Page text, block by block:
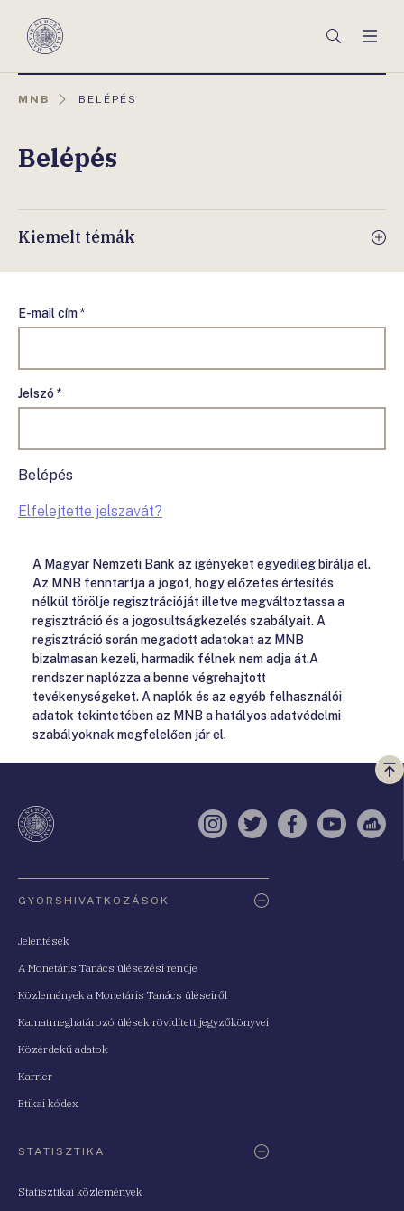
Magyar
Keresés
MNB
AKTUÁLIS
BELÉPÉS
Belépés
Kiemelt témák
E-mail cím *
Jelszó *
Belépés
Elfelejtette jelszavát?
A Magyar Nemzeti Bank az igényeket egyedileg bírálja el.
Az MNB fenntartja a jogot, hogy előzetes értesítés
nélkül törölje regisztrációját illetve megváltoztassa a
regisztráció és a jogosultságkezelés szabályait. A
regisztráció során megadott adatokat az MNB
bizalmasan kezeli, harmadik félnek nem adja át.A
rendszer naplózza a benne végrehajtott
tevékenységeket. A naplók és az egyéb felhasználói
adatok tekintetében az MNB a hatályos adatvédelmi
szabályoknak megfelelően jár el.
a
Instagram
TwitterFacebook
YouTube
GYORSHIVATKOZÁSOK
Jelentések
A Monetáris Tanács ülésezési rendje
Közlemények a Monetáris Tanács üléseiről
Kamatmeghatározó ülések rövidített jegyzőkönyvei
Közérdekű adatok
Karrier
Etikai kódex
STATISZTIKA
Statisztikai közlemények